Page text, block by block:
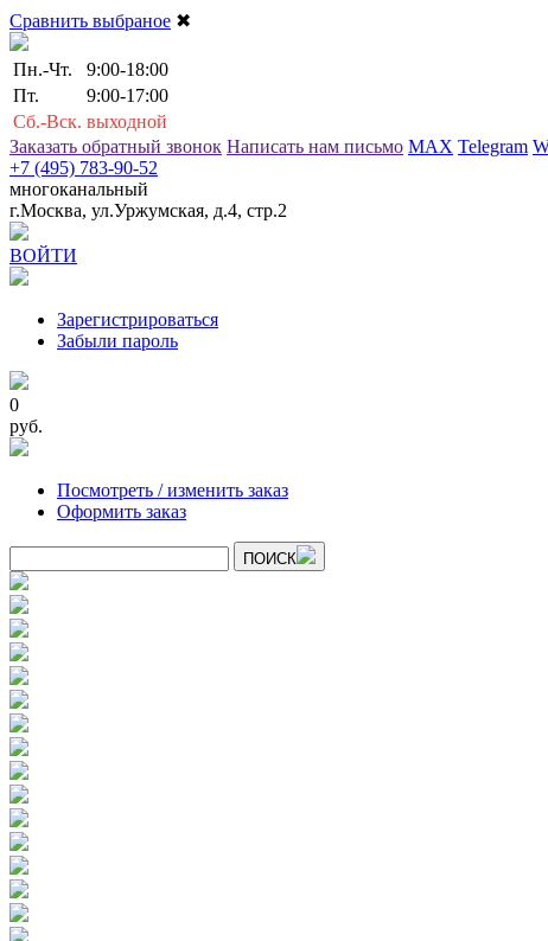
Сравнить выбраное ✖
Пн.-Чт.
9:00-18:00
Пт.
9:00-17:00
Сб.-Вск. выходной
Заказать обратный звонок Написать нам письмо MAX Telegram
+7 (495) 783-90-52
многоканальный
г.Москва, ул.Уржумская, д.4, стр.2
ВОЙТИ
Зарегистрироваться
Забыли пароль
0
руб.
Посмотреть / изменить заказ
Оформить заказ
ПОИСК